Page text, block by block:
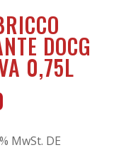
DOCG
0,75L
MwSt. DE